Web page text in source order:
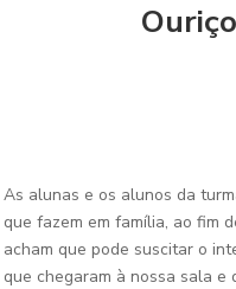
As alunas e os alunos da
que fazem em família, ao fim
acham que pode suscitar o
que chegaram à nossa sala e